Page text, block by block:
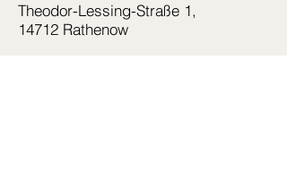
Theodor-Lessing-Straße 1,
14712 Rathenow